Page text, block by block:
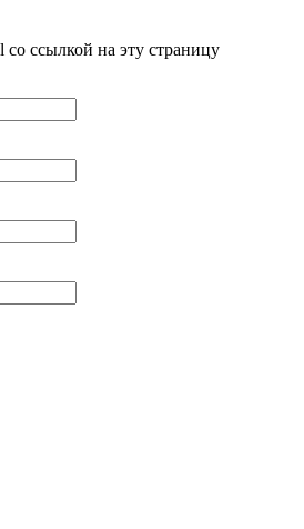
со ссылкой на эту страницу